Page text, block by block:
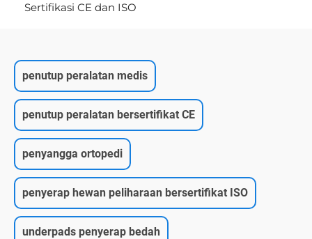
Sertifikasi CE dan ISO
penutup peralatan medis
penutup peralatan bersertifikat CE
penyangga ortopedi
penyerap hewan peliharaan bersertifikat ISO
underpads penyerap bedah